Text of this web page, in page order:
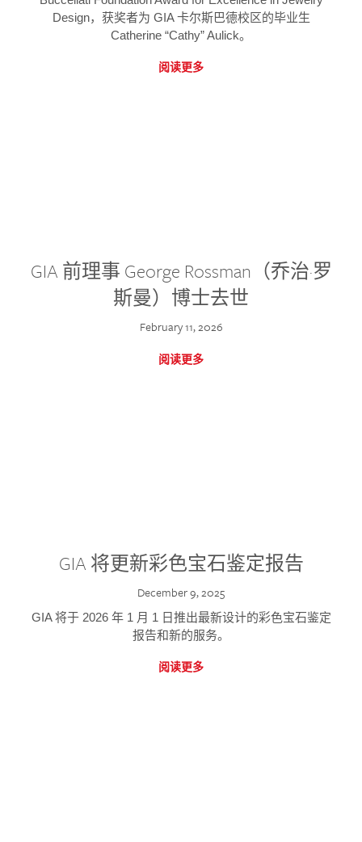
Design，获奖者为 GIA 卡尔斯巴德校区的毕业生
Catherine “Cathy” Aulick。
阅读更多
GIA 前理事 George Rossman（乔治·罗
斯曼）博士去世
February 11, 2026
阅读更多
GIA 将更新彩色宝石鉴定报告
December 9, 2025
GIA 将于 2026 年 1 月 1 日推出最新设计的彩色宝石鉴定
报告和新的服务。
阅读更多